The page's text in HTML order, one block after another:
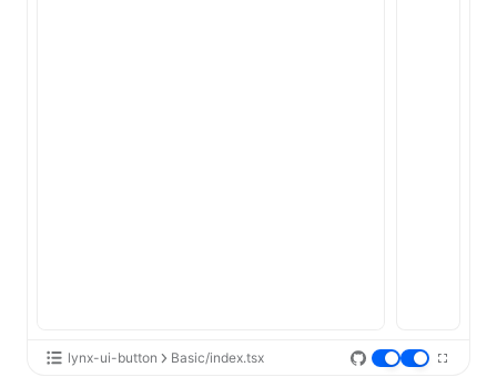
lynx-ui-button Basic/index.tsx